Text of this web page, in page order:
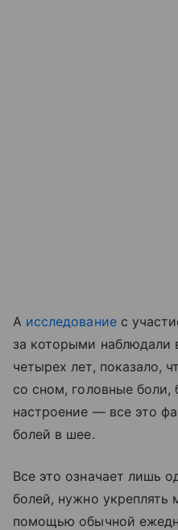
А исследованиес
за которыми наблюдали
четырех лет, показало,
со сном, головные боли,
настроение — все это
болей в шее.
Все это означает лишь
болей, нужно
помощью обычной